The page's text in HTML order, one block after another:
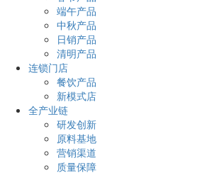
端午产品
中秋产品
日销产品
清明产品
连锁门店
餐饮产品
新模式店
全产业链
研发创新
原料基地
营销渠道
质量保障